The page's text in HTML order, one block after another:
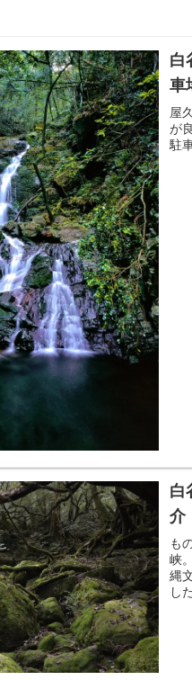
白
車
屋
が
駐
白
介
も
峡
縄
した